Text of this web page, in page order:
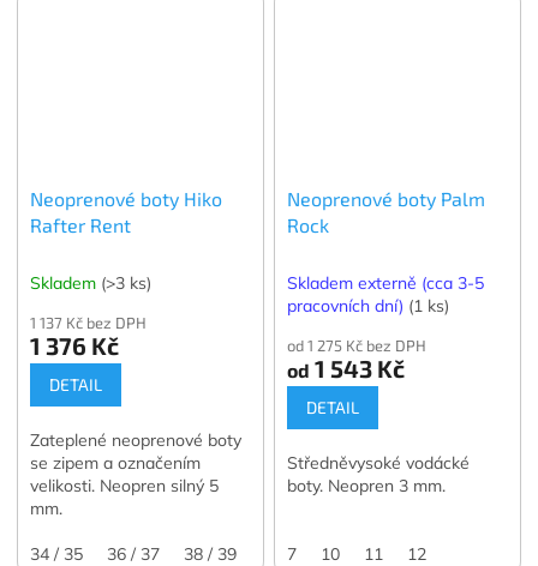
Neoprenové boty Hiko
Rafter Rent
Skladem (>3 ks)
1 137 Kč bez DPH
1 376 Kč
DETAIL
Zateplené neoprenové boty
se zipem a označením
velikosti. Neopren silný 5
mm.
34 / 35 36 / 37 38 / 39 40 / 41 42 / 43 44 / 45
Neoprenové boty Palm
Rock
Skladem externě (cca 3-5
pracovních dní) (1 ks)
od 1 275 Kč bez DPH
od 1 543 Kč
DETAIL
Středněvysoké vodácké
boty. Neopren 3 mm.
7 10 11 12